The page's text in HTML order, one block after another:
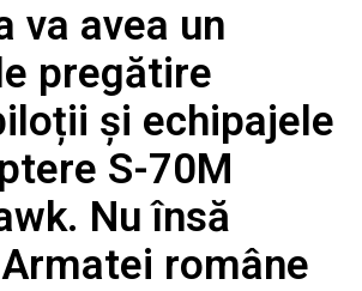
va avea un
pregătire
și echipajele
S-70M
Nu însă
române